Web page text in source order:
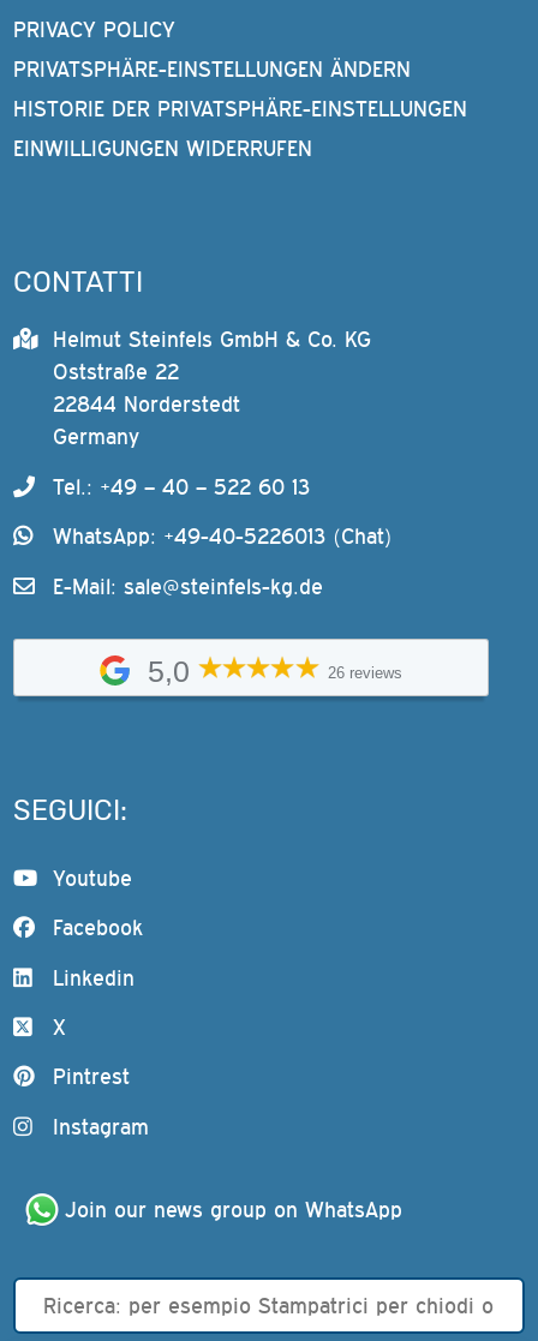
PRIVACY POLICY
PRIVATSPHÄRE-EINSTELLUNGEN ÄNDERN
HISTORIE DER PRIVATSPHÄRE-EINSTELLUNGEN
EINWILLIGUNGEN WIDERRUFEN
CONTATTI
Helmut Steinfels GmbH & Co. KG
Oststraße 22
22844 Norderstedt
Germany
Tel.: +49 – 40 – 522 60 13
WhatsApp: +49-40-5226013 (Chat)
E-Mail: sale@steinfels-kg.de
5,0 26 reviews
SEGUICI:
Youtube
Facebook
Linkedin
X
Pintrest
Instagram
Join our news group on WhatsApp